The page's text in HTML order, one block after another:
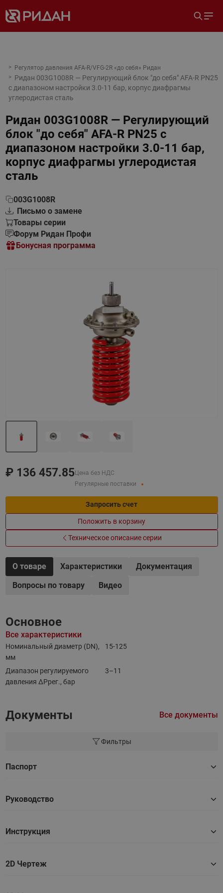
Регулятор давления AFA-R/VFG-2R «до себя» Ридан
Ридан 003G1008R — Регулирующий блок "до себя" AFA-R PN25
с диапазоном настройки 3.0-11 бар, корпус диафрагмы
углеродистая сталь
Ридан 003G1008R — Регулирующий
блок "до себя" AFA-R PN25 с
диапазоном настройки 3.0-11 бар,
корпус диафрагмы углеродистая
сталь
003G1008R
Письмо о замене
Товары серии
Форум Ридан Профи
Бонусная программа
₽ 136 457.85 Цена без НДС
Регулярные поставки
Запросить счет
Положить в корзину
Техническое описание серии
О товаре Характеристики
Документация
Вопросы по товару
Видео
Основное
Все характеристики
Номинальный диаметр (DN),
мм
15-125
Диапазон регулируемого
давления ΔPрег., бар
3–11
Документы Все документы
Фильтры
Паспорт
Руководство
Инструкция
2D Чертеж